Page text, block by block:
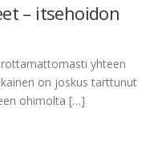
– itsehoidon
yhteen
on joskus tarttunut
ohimolta […]